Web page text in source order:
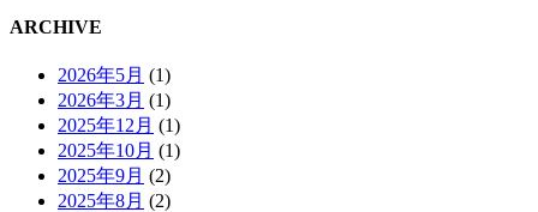
ARCHIVE
2026年5月 (1)
2026年3月 (1)
2025年12月 (1)
2025年10月 (1)
2025年9月 (2)
2025年8月 (2)